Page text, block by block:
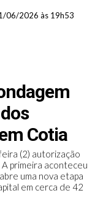
06/2026 às 19h53
Cotia
(2) autorização
primeira aconteceu
uma nova etapa
em cerca de 42